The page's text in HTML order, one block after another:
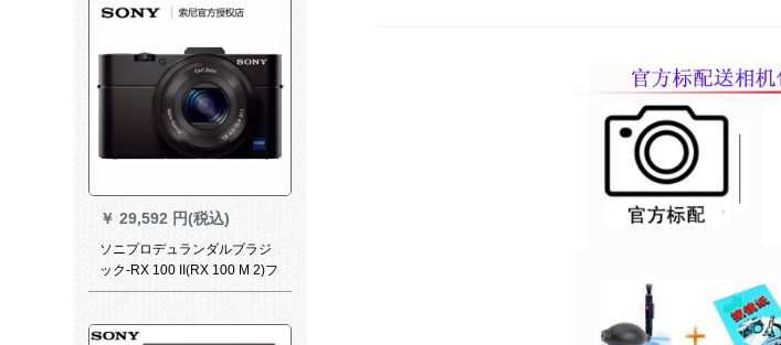
￥ 29,592 円(税込)
ソニプロデュランダルブラジ
ック-RX 100 II(RX 100 M 2)フ
ルセット6 G 4 Kカード+オリ